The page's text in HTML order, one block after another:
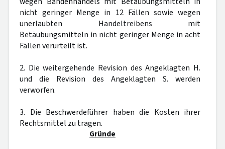
nicht geringer Menge in 12 Fällen sowie wegen
unerlaubten Handeltreibens mit
Betäubungsmitteln in nicht geringer Menge in acht
Fällen verurteilt ist.
2. Die weitergehende Revision des Angeklagten H.
und die Revision des Angeklagten S. werden
verworfen.
3. Die Beschwerdeführer haben die Kosten ihrer
Rechtsmittel zu tragen.
Gründe